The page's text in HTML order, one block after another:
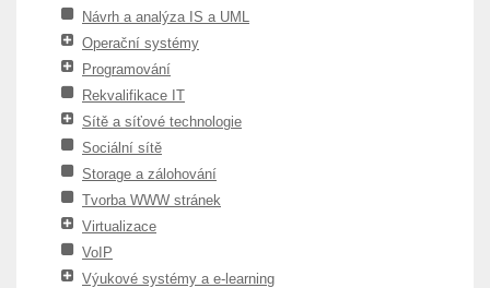
Návrh a analýza IS a UML
Operační systémy
Programování
Rekvalifikace IT
Sítě a síťové technologie
Sociální sítě
Storage a zálohování
Tvorba WWW stránek
Virtualizace
VoIP
Výukové systémy a e-learning